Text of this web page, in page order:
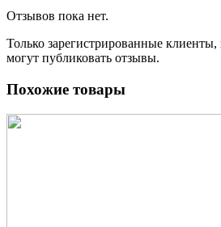
Отзывов пока нет.
Только зарегистрированные
могут публиковать отзывы.
Похожие товары